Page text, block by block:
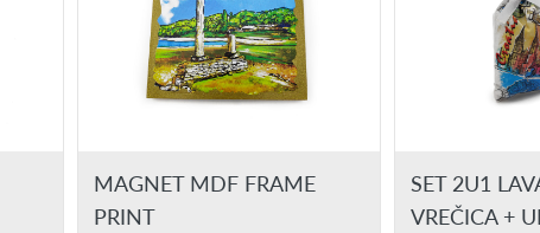
MAGNET MDF FRAME
PRINT
SET 2U1
VREČICA +